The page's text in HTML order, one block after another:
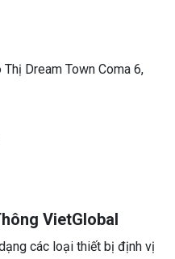
Dream Town Coma 6,
VietGlobal
các loại thiết bị định vị